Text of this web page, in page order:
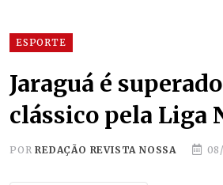
ESPORTE
Jaraguá é
clássico pela Liga
PORREDAÇÃO REVISTA NOSSA